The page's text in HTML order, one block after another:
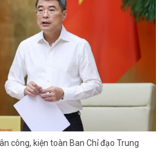
công, kiện toàn Ban Chỉ đạo Trung